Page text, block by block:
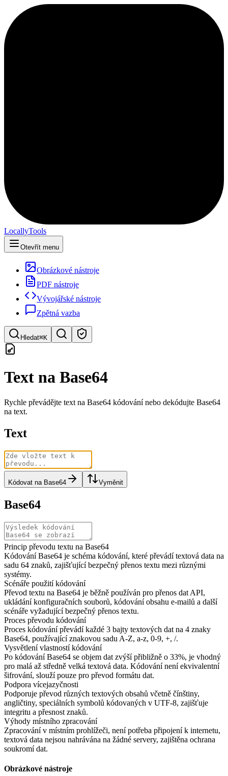
LocallyTools
Otevřít menu
Obrázkové nástroje
PDF nástroje
Vývojářské nástroje
Zpětná vazba
Hledat⌘K
Hledat nástroje
Rychlé vyhledávání nástrojů
Text na Base64
Rychle převádějte text na Base64 kódování nebo dekódujte Base64
na text.
Text
Kódovat na Base64 Vyměnit
Base64
Princip převodu textu na Base64
Kódování Base64 je schéma kódování, které převádí textová data na
sadu 64 znaků, zajišťující bezpečný přenos textu mezi různými
systémy.
Scénáře použití kódování
Převod textu na Base64 je běžně používán pro přenos dat API,
ukládání konfiguračních souborů, kódování obsahu e-mailů a další
scénáře vyžadující bezpečný přenos textu.
Proces převodu kódování
Proces kódování převádí každé 3 bajty textových dat na 4 znaky
Base64, používající znakovou sadu A-Z, a-z, 0-9, +, /.
Vysvětlení vlastností kódování
Po kódování Base64 se objem dat zvýší přibližně o 33%, je vhodný
pro malá až středně velká textová data. Kódování není ekvivalentní
šifrování, slouží pouze pro převod formátu dat.
Podpora vícejazyčnosti
Podporuje převod různých textových obsahů včetně čínštiny,
angličtiny, speciálních symbolů kódovaných v UTF-8, zajišťuje
integritu a přesnost znaků.
Výhody místního zpracování
Zpracování v místním prohlížeči, není potřeba připojení k internetu,
textová data nejsou nahrávána na žádné servery, zajištěna ochrana
soukromí dat.
Obrázkové nástroje